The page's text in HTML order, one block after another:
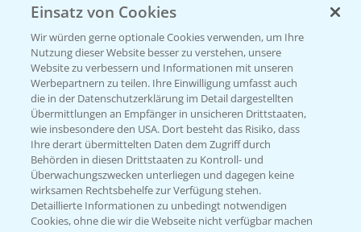
Beratung auf WhatsApp
T.+49 (0)174 346 564 1
KONTAKT
Hilfe in Notfällen
T.+49 (0)214/30-20220
Einsatz von Cookies
Wir würden gerne optionale Cookies verwenden, um Ihre
Nutzung dieser Website besser zu verstehen, unsere
Website zu verbessern und Informationen mit unseren
Werbepartnern zu teilen. Ihre Einwilligung umfasst auch
die in der Datenschutzerklärung im Detail dargestellten
Übermittlungen an Empfänger in unsicheren Drittstaaten,
wie insbesondere den USA. Dort besteht das Risiko, dass
Ihre derart übermittelten Daten dem Zugriff durch
Behörden in diesen Drittstaaten zu Kontroll- und
Überwachungszwecken unterliegen und dagegen keine
wirksamen Rechtsbehelfe zur Verfügung stehen.
Detaillierte Informationen zu unbedingt notwendigen
Cookies, ohne die wir die Webseite nicht verfügbar machen